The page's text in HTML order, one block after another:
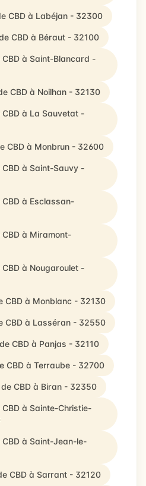
CBD à Labéjan - 32300
CBD à Béraut - 32100
à Saint-Blancard -
CBD à Noilhan - 32130
à La Sauvetat -
CBD à Monbrun - 32600
à Saint-Sauvy -
à Esclassan-
à Miramont-
à Nougaroulet -
CBD à Monblanc - 32130
CBD à Lasséran - 32550
CBD à Panjas - 32110
CBD à Terraube - 32700
CBD à Biran - 32350
à Sainte-Christie-
à Saint-Jean-le-
CBD à Sarrant - 32120